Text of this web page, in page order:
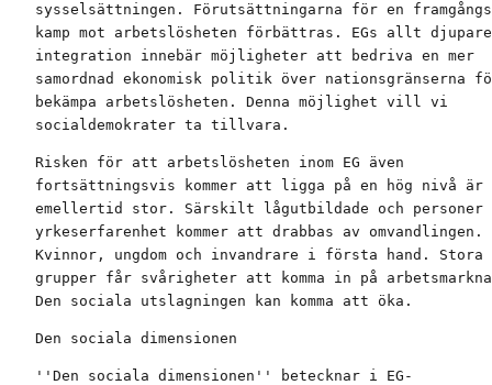
sysselsättningen. Förutsättningarna för en
kamp mot arbetslösheten förbättras. EGs allt djupare
integration innebär möjligheter att bedriva en mer
samordnad ekonomisk politik över nationsgränserna
bekämpa arbetslösheten. Denna möjlighet vill vi
socialdemokrater ta tillvara.
Risken för att arbetslösheten inom EG även
fortsättningsvis kommer att ligga på en hög nivå är
emellertid stor. Särskilt lågutbildade och personer
yrkeserfarenhet kommer att drabbas av omvandlingen.
Kvinnor, ungdom och invandrare i första hand. Stora
grupper får svårigheter att komma in på
Den sociala utslagningen kan komma att öka.
Den sociala dimensionen
''Den sociala dimensionen'' betecknar i EG-